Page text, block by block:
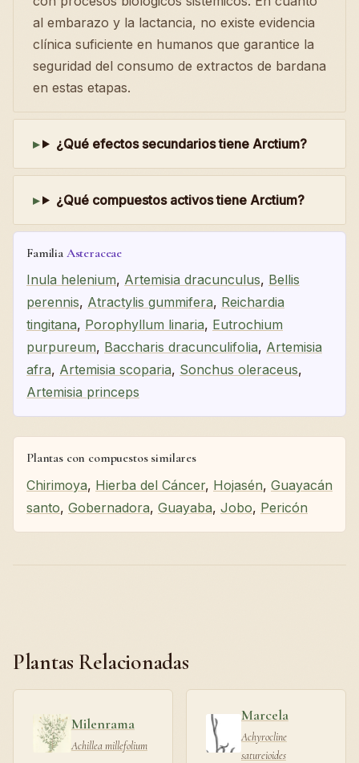
al embarazo y la lactancia, no existe evidencia
clínica suficiente en humanos que garantice la
seguridad del consumo de extractos de bardana
en estas etapas.
¿Qué efectos secundarios tiene Arctium?
¿Qué compuestos activos tiene Arctium?
Familia Asteraceae
Inula helenium, Artemisia dracunculus, Bellis
perennis, Atractylis gummifera, Reichardia
tingitana, Porophyllum linaria, Eutrochium
purpureum, Baccharis dracunculifolia, Artemisia
afra, Artemisia scoparia, Sonchus oleraceus,
Artemisia princeps
Plantas con compuestos similares
Chirimoya, Hierba del Cáncer, Hojasén, Guayacán
santo, Gobernadora, Guayaba, Jobo, Pericón
Plantas Relacionadas
Milenrama
Achillea millefolium
Marcela
Achyrocline
satureioides